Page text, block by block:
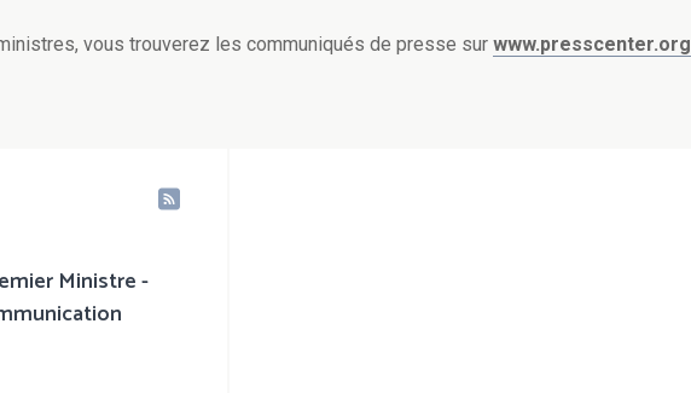
vous trouverez les communiqués de presse sur www.presscenter.org
Ministre -